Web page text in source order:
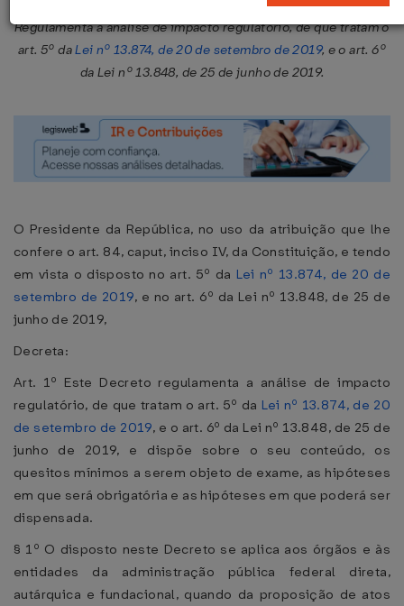
Regulamenta a análise de impacto regulatório, de que tratam o
art. 5º daLei nº 13.874, de 20 de setembro de 2019, e o art. 6º
da Lei nº 13.848, de 25 de junho de 2019.
O Presidente da República, no uso da atribuição que lhe
confere o art. 84, caput, inciso IV, da Constituição, e tendo
em vista o disposto no art. 5º da Lei nº 13.874, de 20 de
setembro de 2019, e no art. 6º da Lei nº 13.848, de 25 de
junho de 2019,
Decreta:
Art. 1º Este Decreto regulamenta a análise de impacto
regulatório, de que tratam o art. 5º da Lei nº 13.874, de 20
de setembro de 2019, e o art. 6º da Lei nº 13.848, de 25 de
junho de 2019, e dispõe sobre o seu conteúdo, os
quesitos mínimos a serem objeto de exame, as hipóteses
em que será obrigatória e as hipóteses em que poderá ser
dispensada.
§ 1º O disposto neste Decreto se aplica aos órgãos e às
entidades da administração pública federal direta,
autárquica e fundacional, quando da proposição de atos